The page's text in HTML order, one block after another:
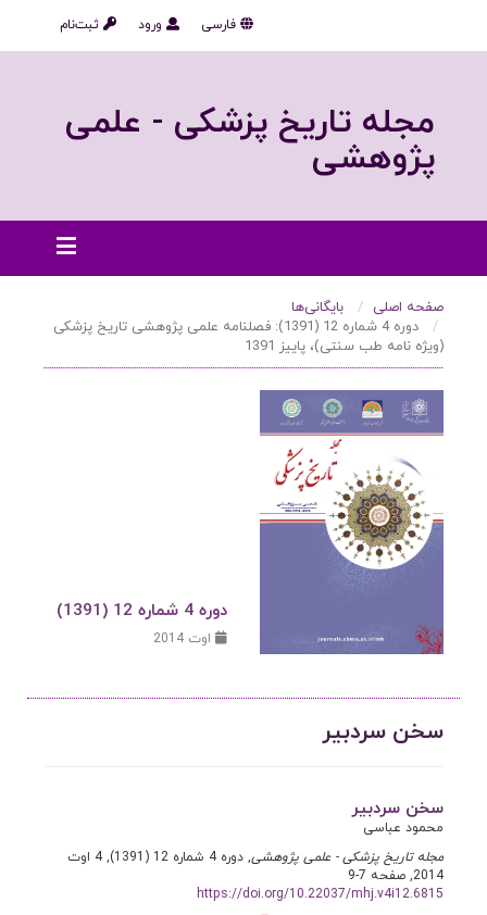
ثبت‌نام ورود فارسی
مجله تاریخ پزشکی - علمی
پژوهشی
صفحه اصلی
بایگانی‌ها
دوره 4 شماره 12 (1391): فصلنامه علمی پژوهشی تاریخ پزشکی
(ویژه نامه طب سنتی)، پاییز 1391
دوره 4 شماره 12 (1391)
اوت 2014
سخن سردبیر
سخن سردبیر
محمود عباسی
مجله تاریخ پزشکی - علمی پژوهشی
, دوره 4 شماره 12 (1391), 4 اوت
2014, صفحه 7-9
https://doi.org/10.22037/mhj.v4i12.6815